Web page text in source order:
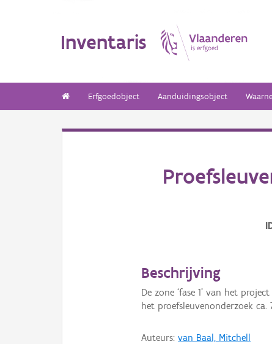
Inventaris
Erfgoedobject Aanduidingsobject
Beschrijving
De zone ‘fase 1’ van het
het proefsleuvenonderzoek
Auteurs:van Baal, Mitchell